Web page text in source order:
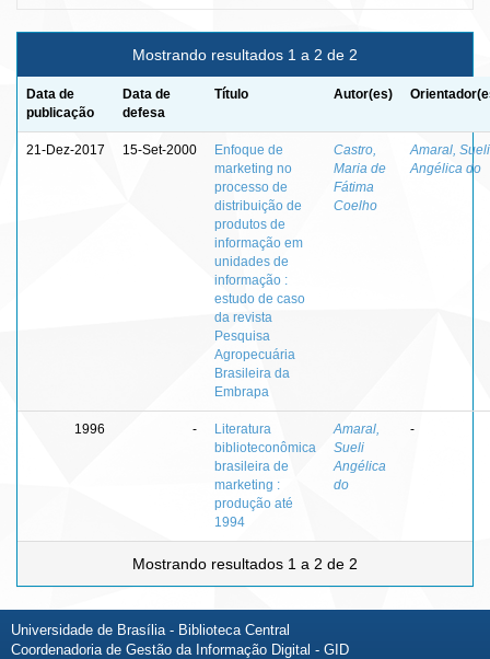
Mostrando resultados 1 a 2 de 2
Data de
publicação
Data de
defesa
Título Autor(es)
21-Dez-2017 15-Set-2000
Enfoque de
marketing no
processo de
distribuição de
produtos de
informação em
unidades de
informação :
estudo de caso
da revista
Pesquisa
Agropecuária
Brasileira da
Embrapa
Castro,
Maria de
Fátima
Coelho
Amaral, Sueli
Angélica do
1996 -
Literatura
biblioteconômica
brasileira de
marketing :
produção até
1994
Amaral,
Sueli
Angélica
do
-
Mostrando resultados 1 a 2 de 2
Universidade de Brasília - Biblioteca Central
Coordenadoria de Gestão da Informação Digital - GID